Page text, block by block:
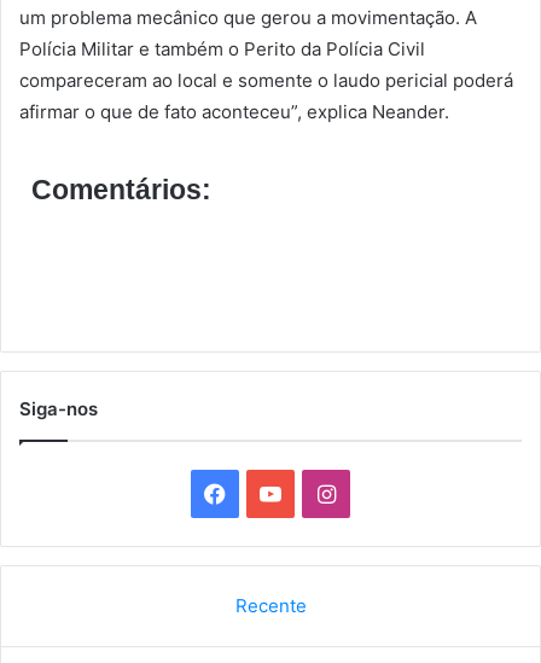
um problema mecânico que gerou a movimentação. A
Polícia Militar e também o Perito da Polícia Civil
compareceram ao local e somente o laudo pericial poderá
afirmar o que de fato aconteceu”, explica Neander.
Comentários:
Siga-nos
a
o
I
n
Recente